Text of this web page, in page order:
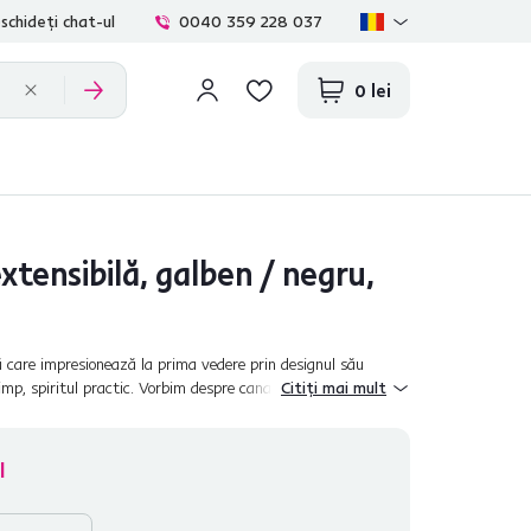
chat-ul 0040 359 228 037
0 lei
galben / negru,
impresionează la prima vedere prin designul său
spiritul practic. Vorbim despre canapeaua extensibilă
Citiți mai mult